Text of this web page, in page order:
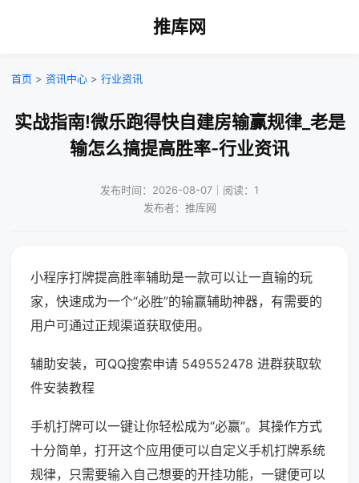
推库网
首页 > 资讯中心 > 行业资讯
实战指南!微乐跑得快自建房输赢规律_老是
输怎么搞提高胜率-行业资讯
发布时间：2026-08-07｜阅读：1
发布者：推库网
小程序打牌提高胜率辅助是一款可以让一直输的玩
家，快速成为一个“必胜”的输赢辅助神器，有需要的
用户可通过正规渠道获取使用。
辅助安装，可QQ搜索申请 549552478 进群获取软
件安装教程
手机打牌可以一键让你轻松成为“必赢”。其操作方式
十分简单，打开这个应用便可以自定义手机打牌系统
规律，只需要输入自己想要的开挂功能，一键便可以